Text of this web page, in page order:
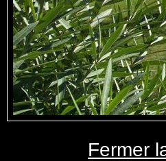
Fermer